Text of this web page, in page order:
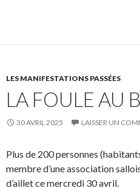
LES MANIFESTATIONS PASSÉES
LA FOULE AU
30 AVRIL 2025 LAISSER UN
Plus de 200 personnes
membre d’une association
d’aillet ce mercredi 30 avril.